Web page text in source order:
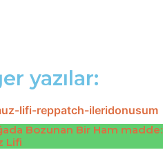
yazılar:
Bozunan Bir Ham madde:
Lifi